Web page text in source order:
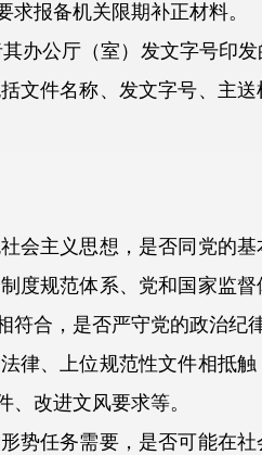
报备机关限期补正材料。
公厅（室）发文字号印发
文件名称、发文字号、主
主义思想，是否同党的基
度规范体系、党和国家监
合，是否严守党的政治纪
、上位规范性文件相抵触
改进文风要求等。
任务需要，是否可能在社